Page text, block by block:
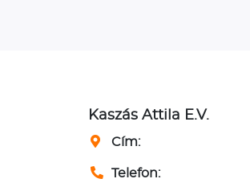
Kaszás Attila E.V.
Cím:
Telefon: